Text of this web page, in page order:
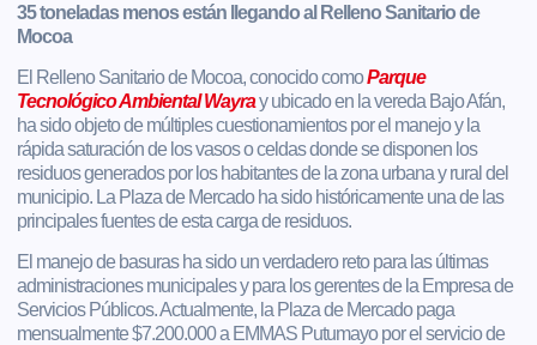
35 toneladas menos están llegando al Relleno Sanitario de
Mocoa
El Relleno Sanitario de Mocoa, conocido comoParque
Tecnológico Ambiental Wayray ubicado en la vereda Bajo Afán,
ha sido objeto de múltiples cuestionamientos por el manejo y la
rápida saturación de los vasos o celdas donde se disponen los
residuos generados por los habitantes de la zona urbana y rural del
municipio. La Plaza de Mercado ha sido históricamente una de las
principales fuentes de esta carga de residuos.
El manejo de basuras ha sido un verdadero reto para las últimas
administraciones municipales y para los gerentes de la Empresa de
Servicios Públicos. Actualmente, la Plaza de Mercado paga
mensualmente $7.200.000 a EMMAS Putumayo por el servicio de